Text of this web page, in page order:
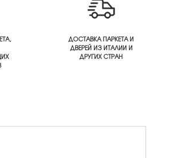
ДОСТАВКА ПАРКЕТА И
ДВЕРЕЙ ИЗ ИТАЛИИ И
ДРУГИХ СТРАН